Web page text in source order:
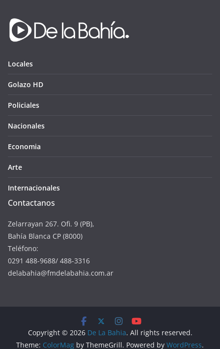
Locales
Golazo HD
Policiales
Nacionales
Economia
Arte
Internacionales
Contactanos
Zelarrayan 267. Ofi. 9 (PB),
Bahía Blanca CP (8000)
Teléfono:
0291 488-9688/ 488-3316
delabahia@fmdelabahia.com.ar
Copyright © 2026 De La Bahia. All rights reserved.
Theme: ColorMag by ThemeGrill. Powered by WordPress.